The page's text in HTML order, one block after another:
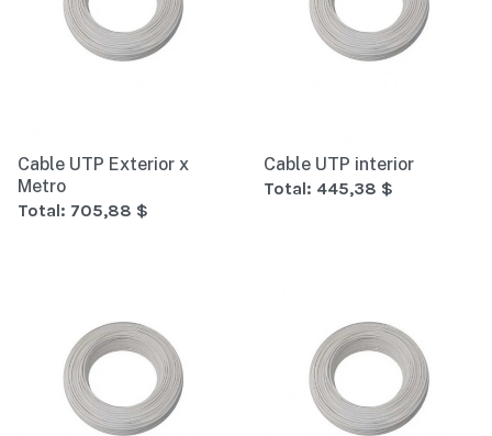
Cable UTP Exterior x
Metro
Total: 705,88 $
Cable UTP interior
Total: 445,38 $